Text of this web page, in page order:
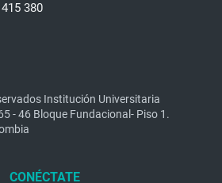
380
Institución Universitaria
- 46 Bloque Fundacional- Piso 1.